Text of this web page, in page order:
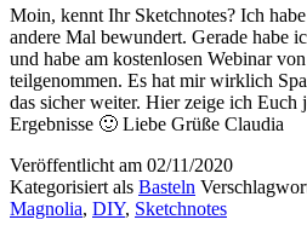
Moin, kennt Ihr Sketchnotes? Ich
andere Mal bewundert. Gerade habe
und habe am kostenlosen Webinar
teilgenommen. Es hat mir wirklich
das sicher weiter. Hier zeige ich Euch
Ergebnisse 🙂 Liebe Grüße Claudia
Veröffentlicht am 02/11/2020
Kategorisiert als Basteln
Magnolia, DIY, Sketchnotes